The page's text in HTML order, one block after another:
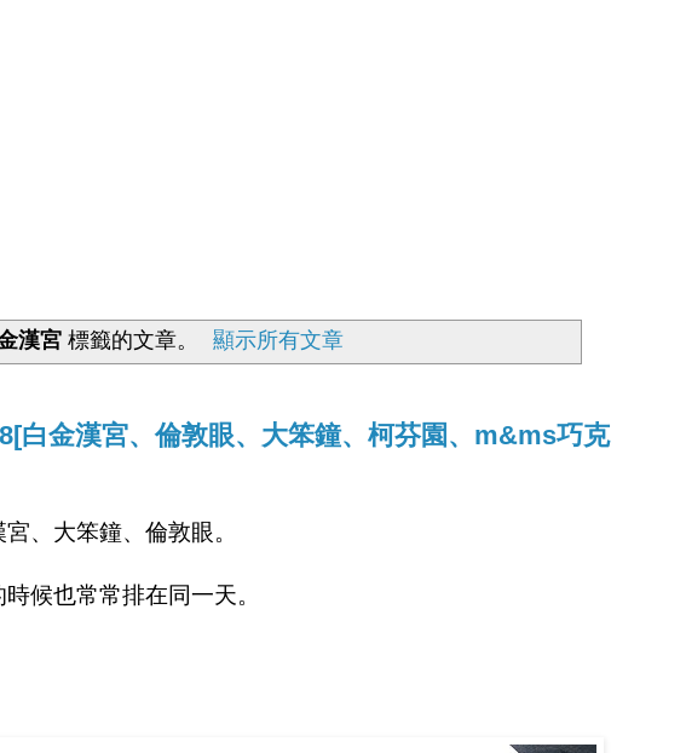
漢宮標籤的文章。 顯示所有文章
白金漢宮、倫敦眼、大笨鐘、柯芬園、m&ms巧克
、大笨鐘、倫敦眼。
候也常常排在同一天。